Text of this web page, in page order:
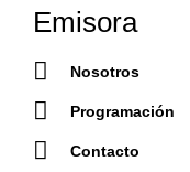
Emisora
Nosotros
Programación
Contacto